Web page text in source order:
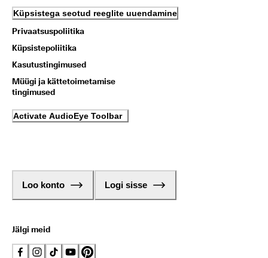
Küpsistega seotud reeglite uuendamine
Privaatsuspoliitika
Küpsistepoliitika
Kasutustingimused
Müügi ja kättetoimetamise
tingimused
Activate AudioEye Toolbar
Loo konto Logi sisse
Jälgi meid